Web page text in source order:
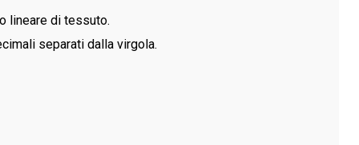
lineare di tessuto.
separati dalla virgola.